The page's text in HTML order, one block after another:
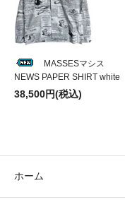
MASSESマシス
NEWS PAPER SHIRT white
38,500円(税込)
ホーム